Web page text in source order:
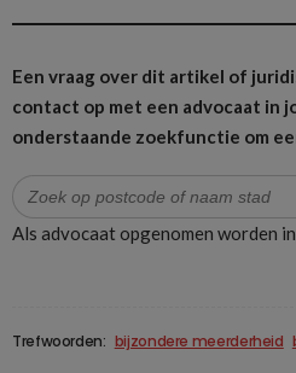
Een vraag over dit artikel of
contact op met een advocaat in
onderstaande zoekfunctie om
Zoek
naar:
Als advocaat opgenomen worden
Trefwoorden: bijzondere meerderheid